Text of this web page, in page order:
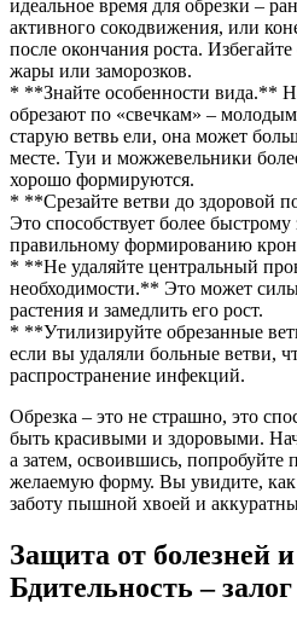
идеальное время для обрезки –
активного сокодвижения, или
после окончания роста.
жары или заморозков.
* **Знайте особенности вида.**
обрезают по «свечкам» –
старую ветвь ели, она может
месте. Туи и можжевельники
хорошо формируются.
* **Срезайте ветви до здоровой
Это способствует более
правильному формированию
* **Не удаляйте центральный
необходимости.** Это может
растения и замедлить его рост.
* **Утилизируйте обрезанные
если вы удаляли больные ветви,
распространение инфекций.
Обрезка – это не страшно, это
быть красивыми и здоровыми.
а затем, освоившись, попробуйте
желаемую форму. Вы увидите,
заботу пышной хвоей и
Защита от болезней
Бдительность – залог